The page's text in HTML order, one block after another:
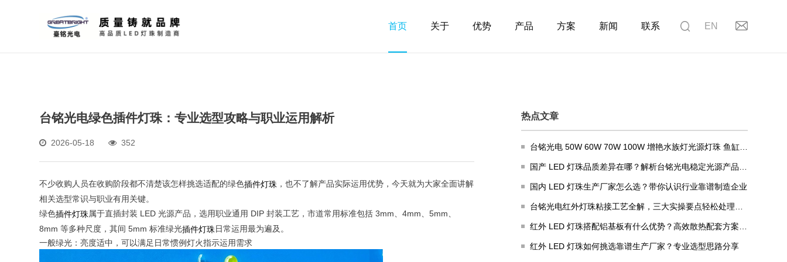
EN
首页 关于 优势 产品 方案 新闻 联系
台铭光电绿色插件灯珠：专业选型攻略与职业运用解析
2026-05-18 352
不少收购人员在收购阶段都不清楚该怎样挑选适配的绿色插件灯珠 ，也不了解产品实际运用优势，今天就为大家全面讲解
相关选型常识与职业有用关键。
绿色插件灯珠属于直插封装 LED 光源产品，选用职业通用 DIP 封装工艺，市道常用标准包括 3mm、4mm、5mm、
8mm 等多种尺度，其间 5mm 标准绿光插件灯珠日常运用最为遍及。
一般绿光：亮度适中，可以满足日常惯例灯火指示运用需求
热点文章
台铭光电 50W 60W 70W 100W 增艳水族灯光源灯珠 鱼缸水草 LED 灯珠 海水缸龙鱼珊瑚照明光源
国内 LED 灯珠生产厂家怎么选？带你认识行业靠谱制造企业
红外 LED 灯珠如何挑选靠谱生产厂家？专业选型思路分享